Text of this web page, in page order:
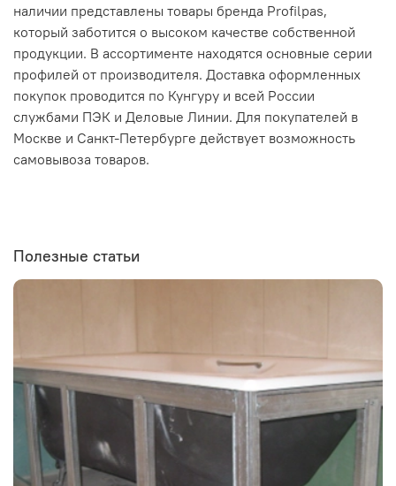
наличии представлены товары бренда Profilpas,
который заботится о высоком качестве собственной
продукции. В ассортименте находятся основные серии
профилей от производителя. Доставка оформленных
покупок проводится по Кунгуру и всей России
службами ПЭК и Деловые Линии. Для покупателей в
Москве и Санкт-Петербурге действует возможность
самовывоза товаров.
Полезные статьи